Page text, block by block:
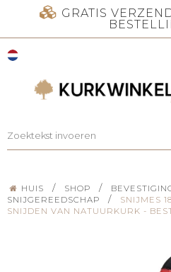
GRATIS
HUIS / SHOP /
SNIJGEREEDSCHAP
/
SNIJMES
SNIJDEN VAN NATUURKURK -